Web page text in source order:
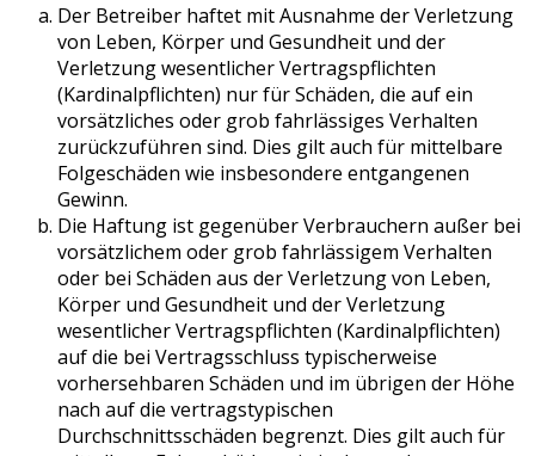
Der Betreiber haftet mit Ausnahme der Verletzung
von Leben, Körper und Gesundheit und der
Verletzung wesentlicher Vertragspflichten
(Kardinalpflichten) nur für Schäden, die auf ein
vorsätzliches oder grob fahrlässiges Verhalten
zurückzuführen sind. Dies gilt auch für mittelbare
Folgeschäden wie insbesondere entgangenen
Gewinn.
Die Haftung ist gegenüber Verbrauchern außer bei
vorsätzlichem oder grob fahrlässigem Verhalten
oder bei Schäden aus der Verletzung von Leben,
Körper und Gesundheit und der Verletzung
wesentlicher Vertragspflichten (Kardinalpflichten)
auf die bei Vertragsschluss typischerweise
vorhersehbaren Schäden und im übrigen der Höhe
nach auf die vertragstypischen
Durchschnittsschäden begrenzt. Dies gilt auch für